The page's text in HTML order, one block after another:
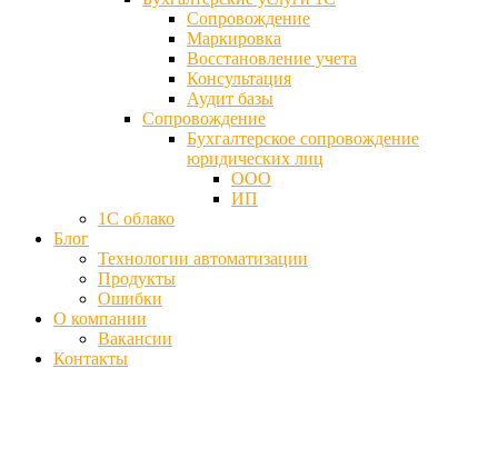
Сопровождение
Маркировка
Восстановление учета
Консультация
Аудит базы
Cопровождение
Бухгалтерское сопровождение
юридических лиц
ООО
ИП
1С облако
Блог
Технологии автоматизации
Продукты
Ошибки
О компании
Вакансии
Контакты